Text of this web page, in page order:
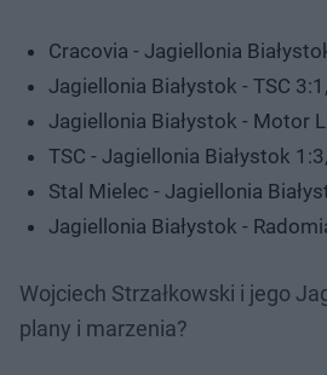
Cracovia - Jagiellonia
Jagiellonia Białystok - TSC 3:1,
Jagiellonia Białystok - Motor
TSC - Jagiellonia Białystok 1:3,
Stal Mielec - Jagiellonia
Jagiellonia Białystok -
Wojciech Strzałkowski i jego
plany i marzenia?